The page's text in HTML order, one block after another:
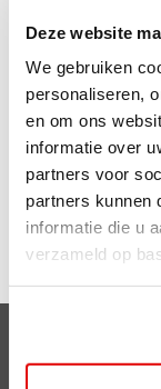
Deze website
We gebruiken
personaliseren,
en om ons
informatie over
partners voor
partners kunnen
informatie die u
verzameld op
spaart
bemande als
iedere liter krijg
ontvang je
waard. En op je
extra’s!
Meer weten